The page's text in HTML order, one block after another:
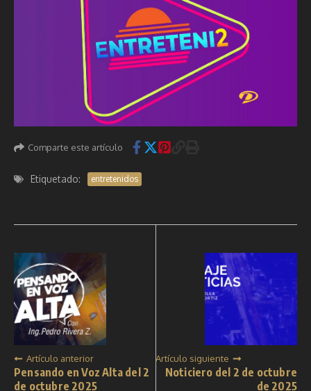
Comparte este artículo
Etiquetado: entretenidos
Artículo anterior
Pensando en Voz Alta del 2
de octubre 2025
Artículo siguiente
Noticiero del 2 de octubre
de 2025